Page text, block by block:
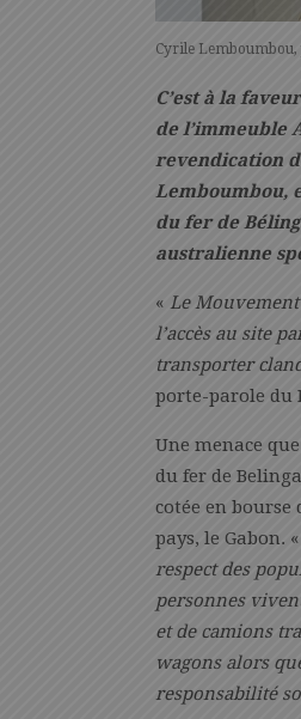
Cyrile
C’est à la
de l’immeuble
revendication
Lemboumbou,
du fer de
australienne
« Le
l’accès au site
transporter
porte-parole du
Une menace
du fer de
cotée en bourse
pays, le Gabon. «
respect des
personnes
et de camions
wagons alors
responsabilité